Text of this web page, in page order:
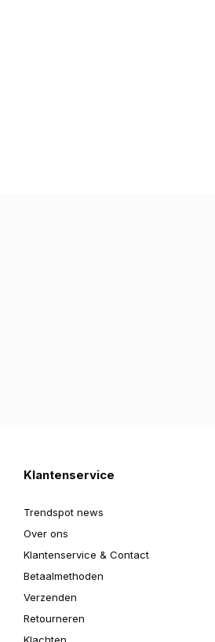
Klantenservice
Trendspot news
Over ons
Klantenservice & Contact
Betaalmethoden
Verzenden
Retourneren
Klachten